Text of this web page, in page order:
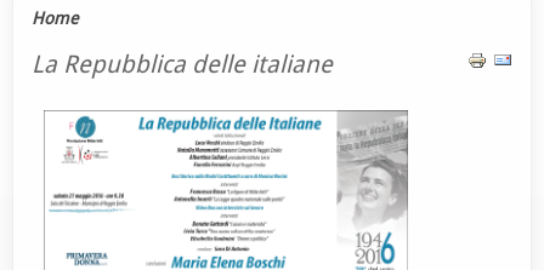
Home
La Repubblica delle italiane